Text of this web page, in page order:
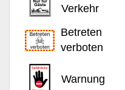
Verkehr
Betreten
verboten
Warnung